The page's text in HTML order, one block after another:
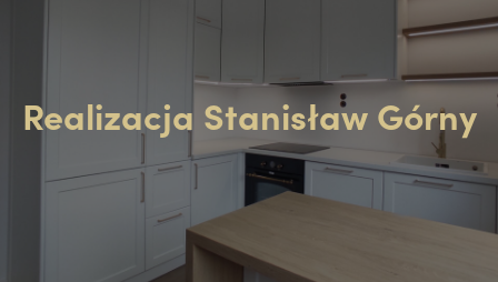
Realizacja Stanisław Górny